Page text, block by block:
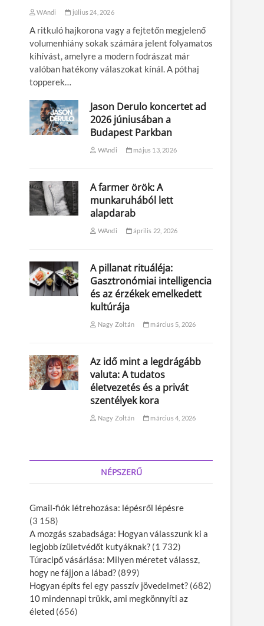
WAndi július 24, 2026
A ritkuló hajkorona vagy a fejtetőn megjelenő
volumenhiány sokak számára jelent folyamatos
kihívást, amelyre a modern fodrászat már
valóban hatékony válaszokat kínál. A póthaj
topperek…
Jason Derulo koncertet ad
2026 júniusában a
Budapest Parkban
WAndi május 13, 2026
A farmer örök: A
munkaruhából lett
alapdarab
WAndi április 22, 2026
A pillanat rituáléja:
Gasztronómiai intelligencia
és az érzékek emelkedett
kultúrája
Nagy Zoltán március 5, 2026
Az idő mint a legdrágább
valuta: A tudatos
életvezetés és a privát
szentélyek kora
Nagy Zoltán március 4, 2026
NÉPSZERŰ
Gmail-fiók létrehozása: lépésről lépésre
(3 158)
A mozgás szabadsága: Hogyan válasszunk ki a
legjobb ízületvédőt kutyáknak? (1 732)
Túracipő vásárlása: Milyen méretet válassz,
hogy ne fájjon a lábad? (899)
Hogyan építs fel egy passzív jövedelmet? (682)
10 mindennapi trükk, ami megkönnyíti az
életed (656)